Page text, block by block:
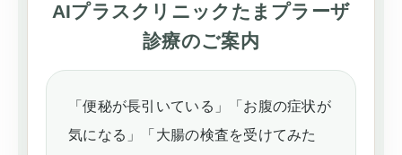
AIプラスクリニックたまプラーザ
診療のご案内
「便秘が長引いている」「お腹の症状が
気になる」「大腸の検査を受けてみた